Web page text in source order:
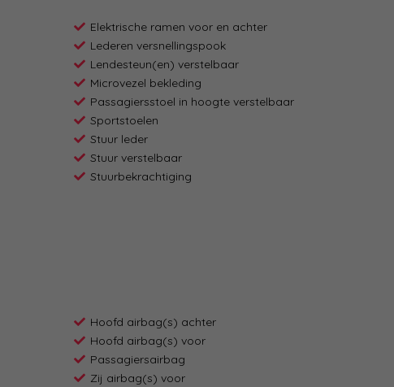
Elektrische ramen voor en achter
Lederen versnellingspook
Lendesteun(en) verstelbaar
Microvezel bekleding
Passagiersstoel in hoogte verstelbaar
Sportstoelen
Stuur leder
Stuur verstelbaar
Stuurbekrachtiging
Hoofd airbag(s) achter
Hoofd airbag(s) voor
Passagiersairbag
Zij airbag(s) voor